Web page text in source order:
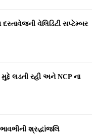
વેલિડિટી સપ્ટેમ્બર
લડતી રહી અને NCP ના
શ્રદ્ધાંજલિ